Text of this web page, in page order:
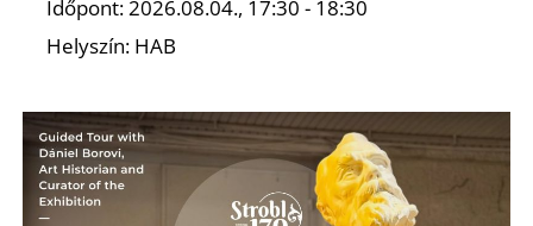
Időpont: 2026.08.04., 17:30 - 18:30
Helyszín: HAB